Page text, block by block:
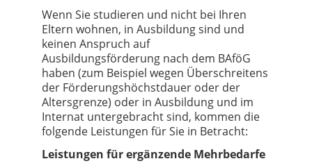
Wenn Sie studieren und nicht bei Ihren
Eltern wohnen, in Ausbildung sind und
keinen Anspruch auf
Ausbildungsförderung nach dem BAföG
haben (zum Beispiel wegen Überschreitens
der Förderungshöchstdauer oder der
Altersgrenze) oder in Ausbildung und im
Internat untergebracht sind, kommen die
folgende Leistungen für Sie in Betracht:
Leistungen für ergänzende Mehrbedarfe